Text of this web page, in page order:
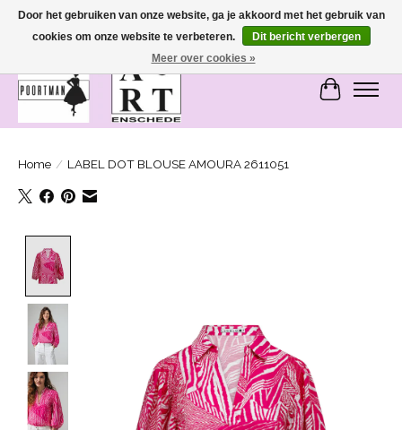
SASHIONABLE - damesmode in Bemmel en Enschede
Home / LABEL DOT BLOUSE AMOURA 2611051
Door het gebruiken van onze website, ga je akkoord met het gebruik van
cookies om onze website te verbeteren.
Dit bericht verbergen
Meer over cookies »